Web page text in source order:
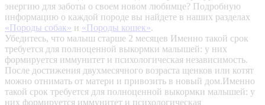
энергию для заботы о своем новом любимце? Подробную
информацию о каждой породе вы найдете в наших разделах
«Породы собак» и «Породы кошек».
Убедитесь, что малыш старше 2 месяцев Именно такой срок
требуется для полноценной выкормки малышей: у них
формируется иммунитет и психологическая независимость.
После достижения двухмесячного возраста щенков или котят
можно отнимать от матери и привозить в новый дом.Именно
такой срок требуется для полноценной выкормки малышей: у
них формируется иммунитет и психологическая